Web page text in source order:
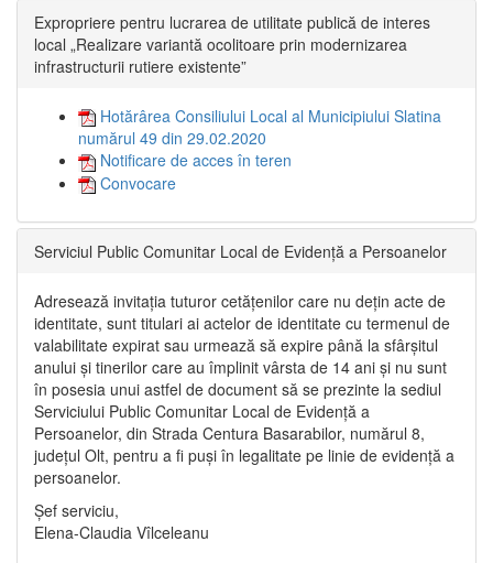
Expropriere pentru lucrarea de utilitate publică de interes
local „Realizare variantă ocolitoare prin modernizarea
infrastructurii rutiere existente”
Hotărârea Consiliului Local al Municipiului Slatina
numărul 49 din 29.02.2020
Notificare de acces în teren
Convocare
Serviciul Public Comunitar Local de Evidență a Persoanelor
Adresează invitația tuturor cetățenilor care nu dețin acte de
identitate, sunt titulari ai actelor de identitate cu termenul de
valabilitate expirat sau urmează să expire până la sfârșitul
anului și tinerilor care au împlinit vârsta de 14 ani și nu sunt
în posesia unui astfel de document să se prezinte la sediul
Serviciului Public Comunitar Local de Evidență a
Persoanelor, din Strada Centura Basarabilor, numărul 8,
județul Olt, pentru a fi puși în legalitate pe linie de evidență a
persoanelor.
Șef serviciu,
Elena-Claudia Vîlceleanu